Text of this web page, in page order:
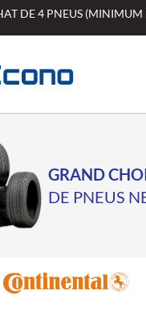
DE 4 PNEUS
GRAND
DE PNEUS